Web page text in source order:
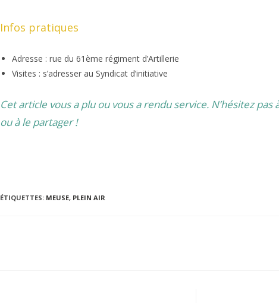
Infos pratiques
Adresse : rue du 61ème régiment d’Artillerie
Visites : s’adresser au Syndicat d’initiative
Cet article vous a plu ou vous a rendu service. N’hésitez
ou à le partager !
ÉTIQUETTES: MEUSE, PLEIN AIR